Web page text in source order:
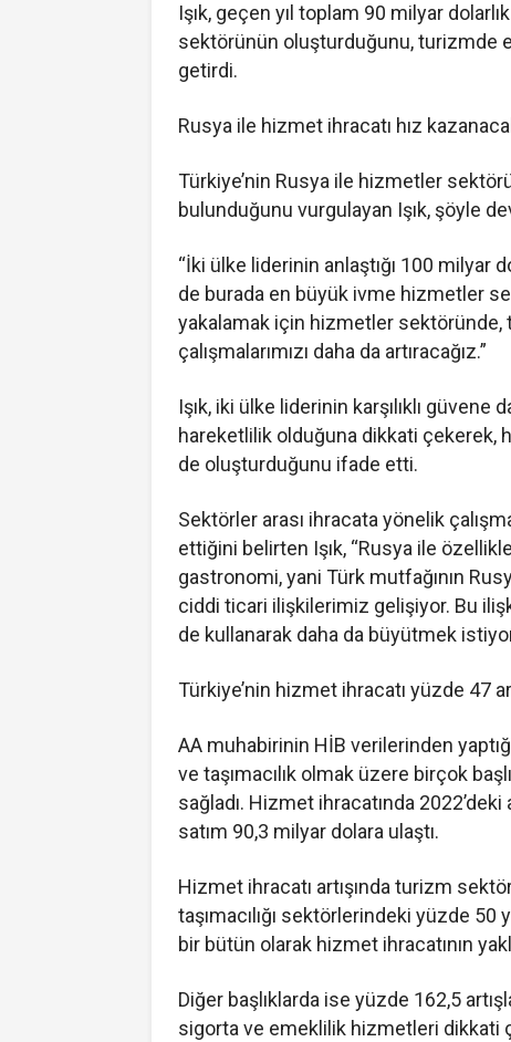
Işık, geçen yıl toplam 90 milyar
sektörünün oluşturduğunu, turizmde
getirdi.
Rusya ile hizmet ihracatı hız
Türkiye’nin Rusya ile hizmetler
bulunduğunu vurgulayan Işık, şöyle
“İki ülke liderinin anlaştığı 100 milyar
de burada en büyük ivme hizmetler
yakalamak için hizmetler
çalışmalarımızı daha da artıracağız.”
Işık, iki ülke liderinin karşılıklı
hareketlilik olduğuna dikkati çekerek,
de oluşturduğunu ifade etti.
Sektörler arası ihracata yönelik
ettiğini belirten Işık, “Rusya ile
gastronomi, yani Türk mutfağının
ciddi ticari ilişkilerimiz gelişiyor. Bu
de kullanarak daha da büyütmek
Türkiye’nin hizmet ihracatı yüzde 47
AA muhabirinin HİB verilerinden
ve taşımacılık olmak üzere birçok
sağladı. Hizmet ihracatında 2022’deki
satım 90,3 milyar dolara ulaştı.
Hizmet ihracatı artışında turizm
taşımacılığı sektörlerindeki yüzde
bir bütün olarak hizmet ihracatının
Diğer başlıklarda ise yüzde 162,5
sigorta ve emeklilik hizmetleri dikkati